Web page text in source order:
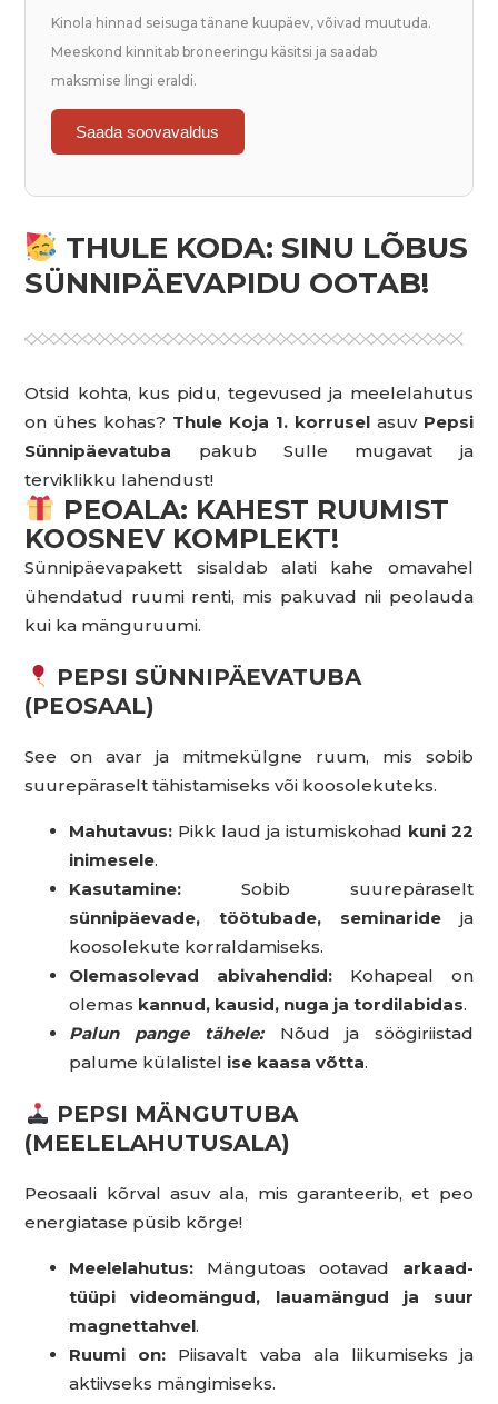
Kinola hinnad seisuga tänane kuupäev, võivad muutuda.
Meeskond kinnitab broneeringu käsitsi ja saadab
maksmise lingi eraldi.
Saada soovavaldus
THULE KODA: SINU LÕBUS
SÜNNIPÄEVAPIDU OOTAB!
Otsid kohta, kus pidu, tegevused ja meelelahutus
on ühes kohas? Thule Koja 1. korruselasuv Pepsi
Sünnipäevatuba pakub Sulle mugavat ja
terviklikku lahendust!
PEOALA: KAHEST RUUMIST
KOOSNEV KOMPLEKT!
Sünnipäevapakett sisaldab alati kahe omavahel
ühendatud ruumi renti, mis pakuvad nii peolauda
kui ka mänguruumi.
PEPSI SÜNNIPÄEVATUBA
(PEOSAAL)
See on avar ja mitmekülgne ruum, mis sobib
suurepäraselt tähistamiseks või koosolekuteks.
Mahutavus: Pikk laud ja istumiskohad kuni 22
inimesele.
Kasutamine: Sobib suurepäraselt
sünnipäevade, töötubade, seminarideja
koosolekute korraldamiseks.
Olemasolevad abivahendid: Kohapeal on
olemas kannud, kausid, nuga ja tordilabidas.
Palun pange tähele:Nõud ja söögiriistad
palume külalistel ise kaasa võtta.
PEPSI MÄNGUTUBA
(MEELELAHUTUSALA)
Peosaali kõrval asuv ala, mis garanteerib, et peo
energiatase püsib kõrge!
Meelelahutus: Mängutoas ootavad arkaad-
tüüpi videomängud, lauamängud ja suur
magnettahvel.
Ruumi on: Piisavalt vaba ala liikumiseks ja
aktiivseks mängimiseks.